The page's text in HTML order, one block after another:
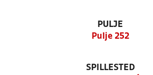
PULJE
Pulje 252
SPILLESTED